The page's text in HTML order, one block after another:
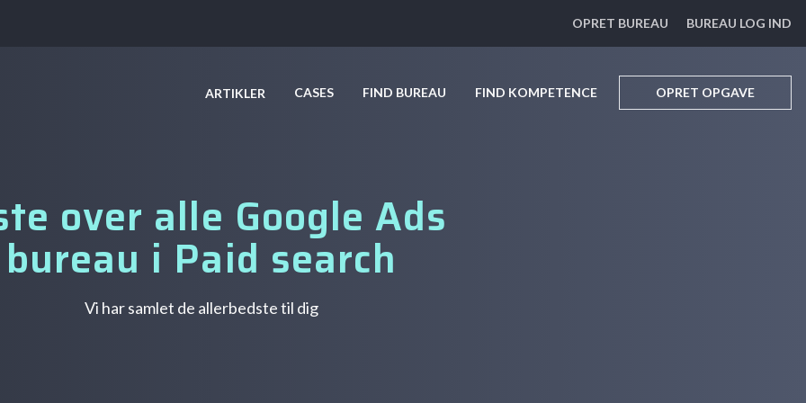
OPRET BUREAU BUREAU LOG IND
ARTIKLER CASES FIND BUREAU FIND KOMPETENCE OPRET OPGAVE
over alle Google Ads
bureau i Paid search
Vi har samlet de allerbedste til dig